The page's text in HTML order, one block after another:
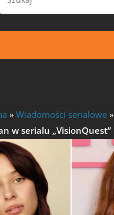
» Wiadomości serialowe »
w serialu „VisionQuest”